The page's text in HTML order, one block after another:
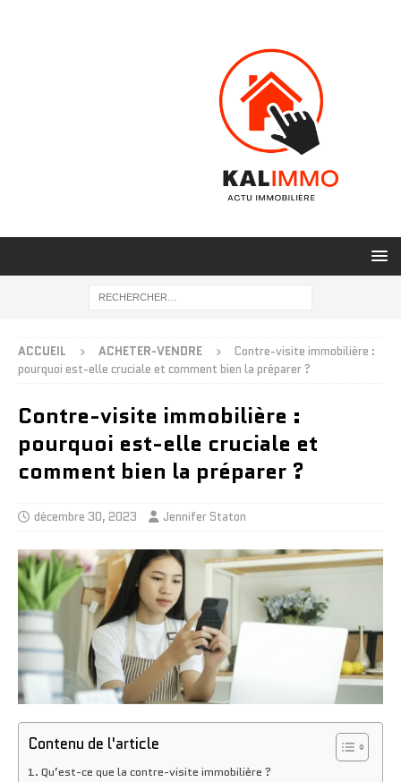
ACCUEIL ACHETER-VENDRE
Contre-visite immobilière :
pourquoi est-elle cruciale et comment bien la préparer ?
Contre-visite immobilière :
pourquoi est-elle cruciale et
comment bien la préparer ?
décembre 30, 2023 Jennifer Staton
Contenu de l'article
Qu’est-ce que la contre-visite immobilière ?